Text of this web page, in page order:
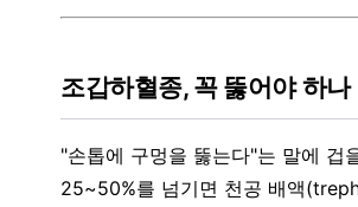
조갑하혈종, 꼭 뚫어야 하나
"손톱에 구멍을 뚫는다"는 말에 겁
25~50%를 넘기면 천공 배액